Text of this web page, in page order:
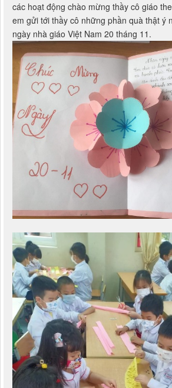
các hoạt động chào mừng thầy cô giáo
em gửi tới thầy cô những phần quà thật ý
ngày nhà giáo Việt Nam 20 tháng 11.